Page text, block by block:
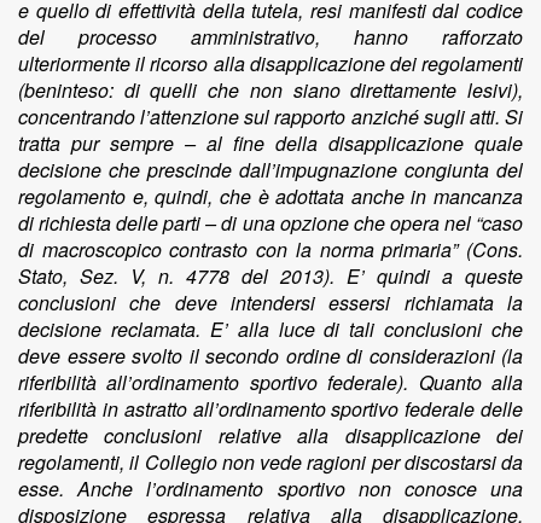
e quello di effettività della tutela, resi manifesti dal codice
del processo amministrativo, hanno rafforzato
ulteriormente il ricorso alla disapplicazione dei regolamenti
(beninteso: di quelli che non siano direttamente lesivi),
concentrando l’attenzione sul rapporto anziché sugli atti. Si
tratta pur sempre – al fine della disapplicazione quale
decisione che prescinde dall’impugnazione congiunta del
regolamento e, quindi, che è adottata anche in mancanza
di richiesta delle parti – di una opzione che opera nel “caso
di macroscopico contrasto con la norma primaria” (Cons.
Stato, Sez. V, n. 4778 del 2013). E’ quindi a queste
conclusioni che deve intendersi essersi richiamata la
decisione reclamata. E’ alla luce di tali conclusioni che
deve essere svolto il secondo ordine di considerazioni (la
riferibilità all’ordinamento sportivo federale). Quanto alla
riferibilità in astratto all’ordinamento sportivo federale delle
predette conclusioni relative alla disapplicazione dei
regolamenti, il Collegio non vede ragioni per discostarsi da
esse. Anche l’ordinamento sportivo non conosce una
disposizione espressa relativa alla disapplicazione.